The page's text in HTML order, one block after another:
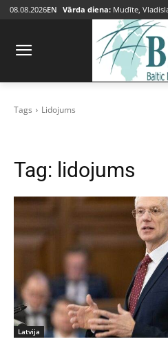
08.08.2026EN Vārda diena: Mudīte,
Tags Lidojums
Tag: lidojums
Latvija